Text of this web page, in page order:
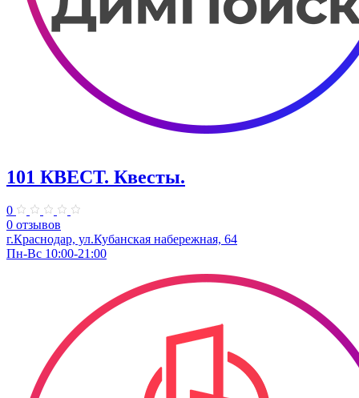
101 КВЕСТ. Квесты.
0
0 отзывов
г.Краснодар, ул.Кубанская набережная, 64
Пн-Вс 10:00-21:00